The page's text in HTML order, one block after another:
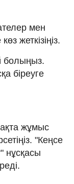
мен
жеткізіңіз.
болыңыз.
біреуге
жұмыс
"Кеңсе
нұсқасы